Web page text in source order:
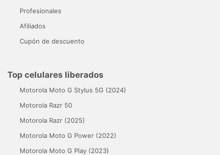
Profesionales
Afiliados
Cupón de descuento
Top celulares liberados
Motorola Moto G Stylus 5G (2024)
Motorola Razr 50
Motorola Razr (2025)
Motorola Moto G Power (2022)
Motorola Moto G Play (2023)